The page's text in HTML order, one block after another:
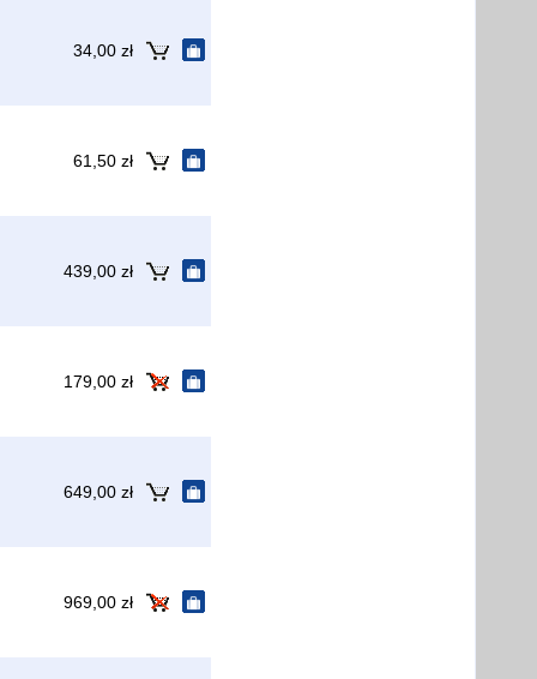
34,00 zł
61,50 zł
439,00 zł
179,00 zł
649,00 zł
969,00 zł